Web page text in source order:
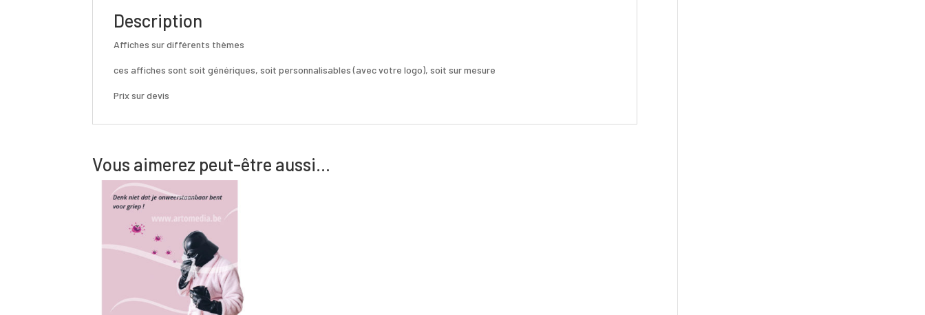
Description
Affiches sur différents thèmes
ces affiches sont soit génériques, soit personnalisables (avec votre logo), soit sur mesure
Prix sur devis
Vous aimerez peut-être aussi…